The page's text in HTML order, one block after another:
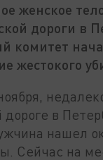
женское
дороги в
комитет
жестокого
дороге в
нашел
Сейчас на